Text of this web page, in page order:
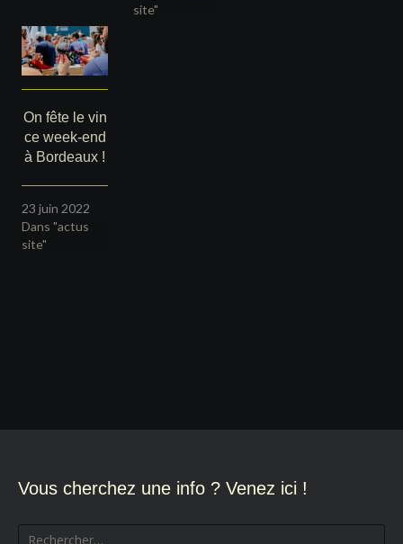
site"
On fête le vin
ce week-end
à Bordeaux !
23 juin 2022
Dans "actus
site"
Vous cherchez une info ? Venez ici !
Rechercher :